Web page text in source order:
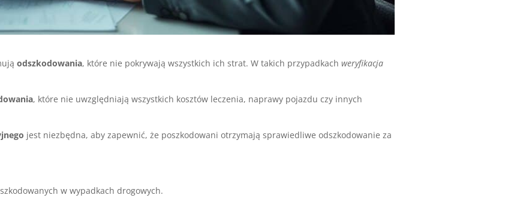
odszkodowania, które nie pokrywają wszystkich ich strat. W takich przypadkachweryfikacja
, które nie uwzględniają wszystkich kosztów leczenia, naprawy pojazdu czy innych
jest niezbędna, aby zapewnić, że poszkodowani otrzymają sprawiedliwe odszkodowanie za
w wypadkach drogowych.